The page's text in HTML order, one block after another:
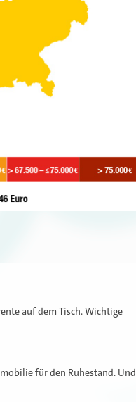
auf dem Tisch. Wichtige
für den Ruhestand. Und